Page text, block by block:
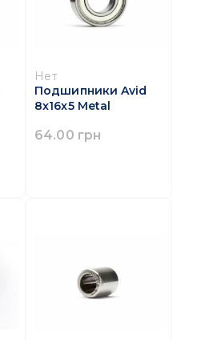
Нет
Подшипники Avid
8x16x5 Metal
64.00 грн